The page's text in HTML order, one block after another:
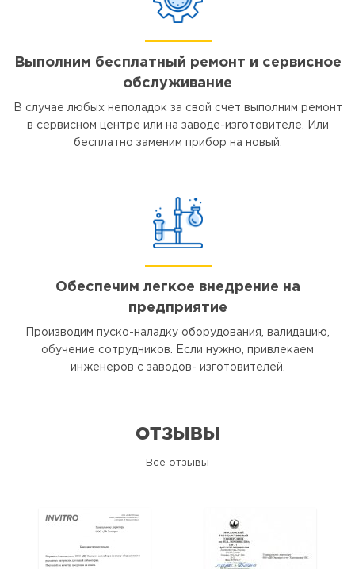
Выполним бесплатный ремонт и сервисное
обслуживание
В случае любых неполадок за свой счет выполним ремонт
в сервисном центре или на заводе-изготовителе. Или
бесплатно заменим прибор на новый.
Обеспечим легкое внедрение на
предприятие
Производим пуско-наладку оборудования, валидацию,
обучение сотрудников. Если нужно, привлекаем
инженеров с заводов- изготовителей.
ОТЗЫВЫ
Все отзывы